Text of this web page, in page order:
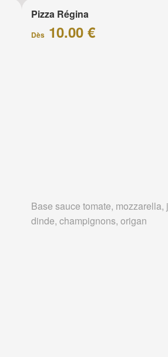
Pizza Régina
Dès10.00 €
Base sauce tomate, mozzarella,
dinde, champignons, origan